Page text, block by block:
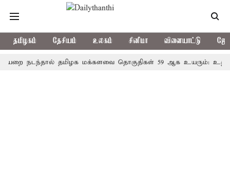
தமிழகம் தேசியம் உலகம் சினிமா விளையாட்டு
நடந்தால் தமிழக மக்களவை தொகுதிகள் 59 ஆக உயரும்: உத்தேச